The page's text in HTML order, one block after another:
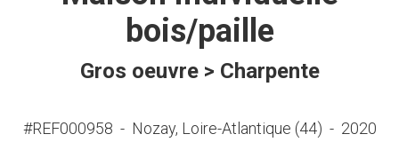
bois/paille
Gros oeuvre > Charpente
#REF000958 - Nozay, Loire-Atlantique (44) - 2020